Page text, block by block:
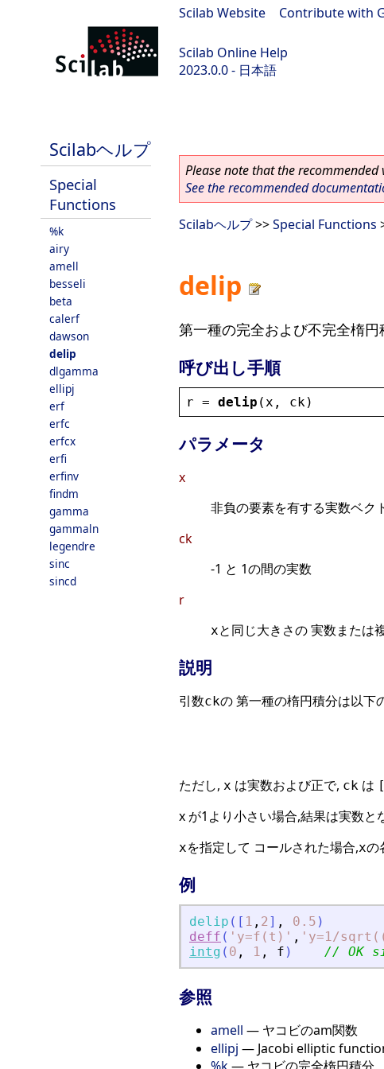
Scilab Website Contribute with
Scilab Online Help
2023.0.0 - 日本語
Scilabヘルプ
Special
Functions
%k
airy
amell
besseli
beta
calerf
dawson
delip
dlgamma
ellipj
erf
erfc
erfcx
erfi
erfinv
findm
gamma
gammaln
legendre
sinc
sincd
Please note that the recommended
See the recommended
Scilabヘルプ>>Special Functions
delip
第一種の完全および不完全楕円
呼び出し手順
r = delip ( x , ck )
パラメータ
x
非負の要素を有する実数ベク
ck
-1 と 1の間の実数
r
xと同じ大きさの 実数または
説明
引数ckの 第一種の楕円積分は以下
ただし, x は実数および正で, ck は
x が1より小さい場合,結果は実数と
xを指定して コールされた場合,xの
例
delip ( [ 1 , 2] , 0.5 )
deff ( ' y=f(t) ' , ' y=1/
intg ( 0 , 1 , f ) // OK
参照
amell — ヤコビのam関数
ellipj — Jacobi elliptic